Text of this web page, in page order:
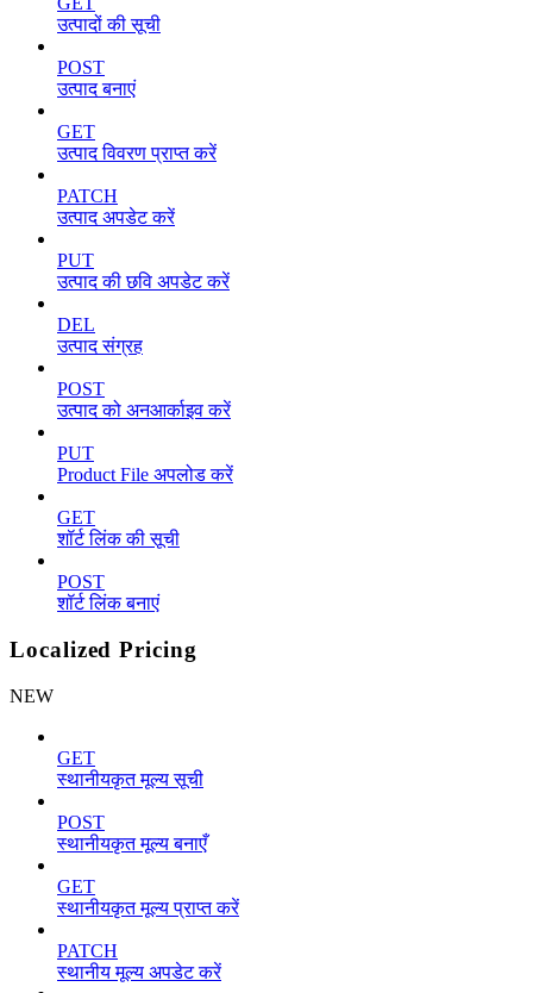
उत्पादों की सूची
POST
उत्पाद बनाएं
GET
उत्पाद विवरण प्राप्त करें
PATCH
उत्पाद अपडेट करें
PUT
उत्पाद की छवि अपडेट करें
DEL
उत्पाद संग्रह
POST
उत्पाद को अनआर्काइव करें
PUT
Product File अपलोड करें
GET
शॉर्ट लिंक की सूची
POST
शॉर्ट लिंक बनाएं
Localized Pricing
NEW
GET
स्थानीयकृत मूल्य सूची
POST
स्थानीयकृत मूल्य बनाएँ
GET
स्थानीयकृत मूल्य प्राप्त करें
PATCH
स्थानीय मूल्य अपडेट करें